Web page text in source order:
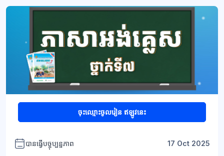
ចុះឈ្មោះចូលរៀន ឥឡូវនេះ
បានធ្វើបច្ចុប្បន្នភាព 17 Oct 2025